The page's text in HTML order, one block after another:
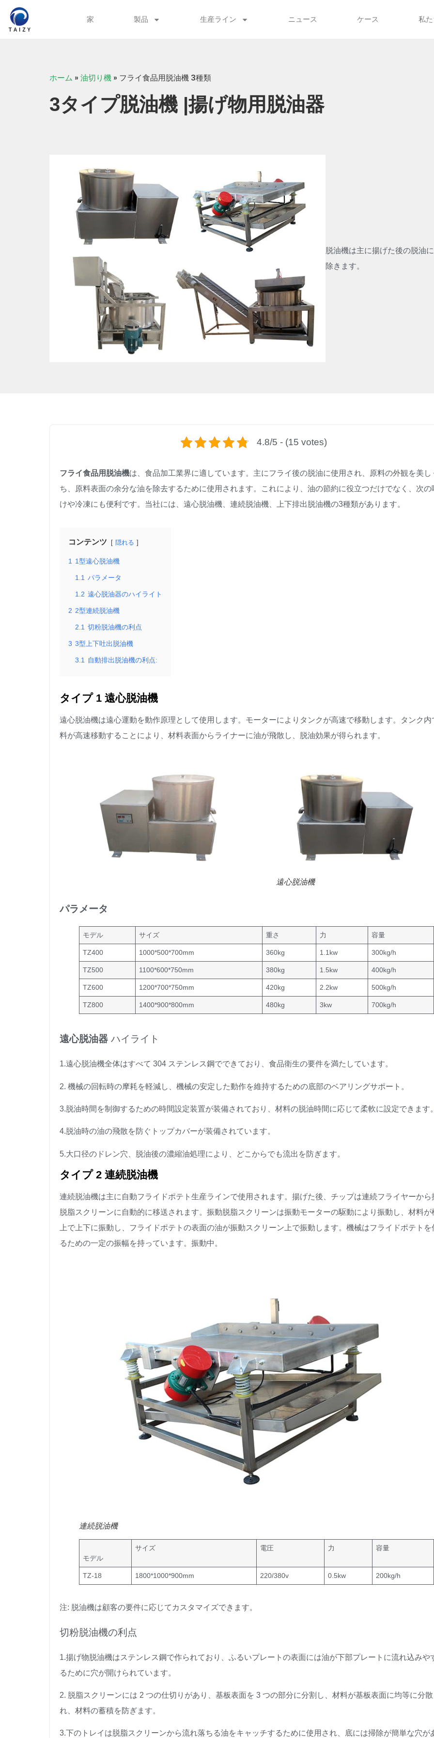
家 製品 生産ライン ニュース ケース 私
ホーム » 油切り機 » フライ食品用脱油機 3種類
3タイプ脱油機 |揚げ物用脱油器
脱油機は主に揚げた後の脱油
除きます。
4.8/5 - (15 votes)
フライ食品用脱油機は、食品加工業界に適しています。主にフライ後の脱油に使用され、原料の外観を美し
ち、原料表面の余分な油を除去するために使用されます。これにより、油の節約に役立つだけでなく、次の
けや冷凍にも便利です。当社には、遠心脱油機、連続脱油機、上下排出脱油機の3種類があります。
コンテンツ 隠れる
1 1型遠心脱油機
1.1 パラメータ
1.2 遠心脱油器のハイライト
2 2型連続脱油機
2.1 切粉脱油機の利点
3 3型上下吐出脱油機
3.1 自動排出脱油機の利点:
タイプ 1 遠心脱油機
遠心脱油機は遠心運動を動作原理として使用します。モーターによりタンクが高速で移動します。タンク内
料が高速移動することにより、材料表面からライナーに油が飛散し、脱油効果が得られます。
遠心脱油機
パラメータ
モデル サイズ 重さ 力 容量
TZ400 1000*500*700mm 360kg 1.1kw 300kg/h
TZ500 1100*600*750mm 380kg 1.5kw 400kg/h
TZ600 1200*700*750mm 420kg 2.2kw 500kg/h
TZ800 1400*900*800mm 480kg 3kw 700kg/h
遠心脱油器 ハイライト
1.遠心脱油機全体はすべて 304 ステンレス鋼でできており、食品衛生の要件を満たしています。
2. 機械の回転時の摩耗を軽減し、機械の安定した動作を維持するための底部のベアリングサポート。
3.脱油時間を制御するための時間設定装置が装備されており、材料の脱油時間に応じて柔軟に設定できます
4.脱油時の油の飛散を防ぐトップカバーが装備されています。
5.大口径のドレン穴、脱油後の濃縮油処理により、どこからでも流出を防ぎます。
タイプ 2 連続脱油機
連続脱油機は主に自動フライドポテト生産ラインで使用されます。揚げた後、チップは連続フライヤーから
脱脂スクリーンに自動的に移送されます。振動脱脂スクリーンは振動モーターの駆動により振動し、材料が
上で上下に振動し、フライドポテトの表面の油が振動スクリーン上で振動します。機械はフライドポテトを
るための一定の振幅を持っています。振動中。
連続脱油機
モデル
サイズ 電圧 力 容量
TZ-18 1800*1000*900mm 220/380v 0.5kw 200kg/h
注: 脱油機は顧客の要件に応じてカスタマイズできます。
切粉脱油機の利点
1.揚げ物脱油機はステンレス鋼で作られており、ふるいプレートの表面には油が下部プレートに流れ込みや
るために穴が開けられています。
2. 脱脂スクリーンには 2 つの仕切りがあり、基板表面を 3 つの部分に分割し、材料が基板表面に均等に分
れ、材料の蓄積を防ぎます。
3.下のトレイは脱脂スクリーンから流れ落ちる油をキャッチするために使用され、底には掃除が簡単な穴が